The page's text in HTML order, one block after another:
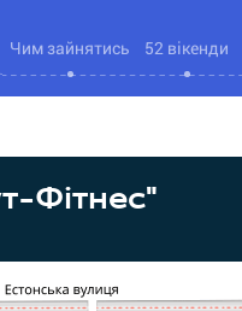
Чим зайнятись 52 вікенди
Фітнес"